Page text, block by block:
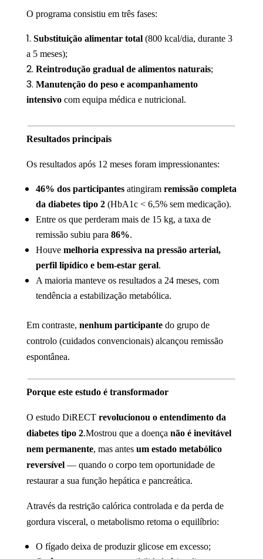
O programa consistiu em três fases:
Substituição alimentar total(800 kcal/dia, durante 3
a 5 meses);
Reintrodução gradual de alimentos naturais;
Manutenção do peso e acompanhamento
intensivocom equipa médica e nutricional.
Resultados principais
Os resultados após 12 meses foram impressionantes:
46% dos participantesatingiram remissão completa
da diabetes tipo 2(HbA1c < 6,5% sem medicação).
Entre os que perderam mais de 15 kg, a taxa de
remissão subiu para 86%.
Houve melhoria expressiva na pressão arterial,
perfil lipídico e bem-estar geral.
A maioria manteve os resultados a 24 meses, com
tendência a estabilização metabólica.
Em contraste, nenhum participantedo grupo de
controlo (cuidados convencionais) alcançou remissão
espontânea.
Porque este estudo é transformador
O estudo DiRECT revolucionou o entendimento da
diabetes tipo 2.Mostrou que a doença não é inevitável
nem permanente, mas antes um estado metabólico
reversível— quando o corpo tem oportunidade de
restaurar a sua função hepática e pancreática.
Através da restrição calórica controlada e da perda de
gordura visceral, o metabolismo retoma o equilíbrio:
O fígado deixa de produzir glicose em excesso;